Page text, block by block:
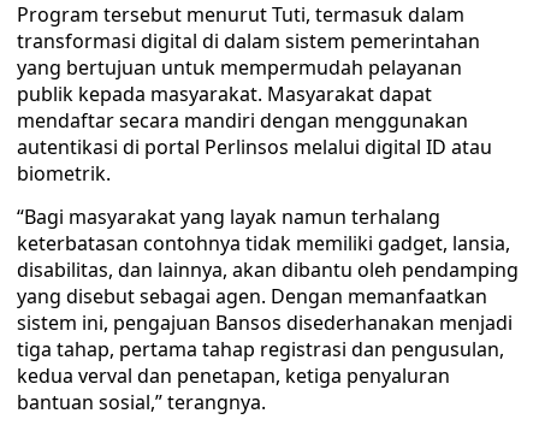
Program tersebut menurut Tuti, termasuk dalam
transformasi digital di dalam sistem pemerintahan
yang bertujuan untuk mempermudah pelayanan
publik kepada masyarakat. Masyarakat dapat
mendaftar secara mandiri dengan menggunakan
autentikasi di portal Perlinsos melalui digital ID atau
biometrik.
“Bagi masyarakat yang layak namun terhalang
keterbatasan contohnya tidak memiliki gadget, lansia,
disabilitas, dan lainnya, akan dibantu oleh pendamping
yang disebut sebagai agen. Dengan memanfaatkan
sistem ini, pengajuan Bansos disederhanakan menjadi
tiga tahap, pertama tahap registrasi dan pengusulan,
kedua verval dan penetapan, ketiga penyaluran
bantuan sosial,” terangnya.